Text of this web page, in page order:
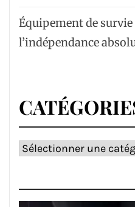
Équipement de
l’indépendance
Catégories